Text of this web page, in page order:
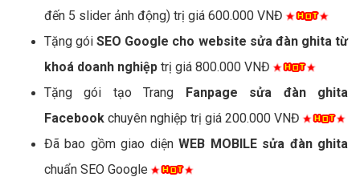
đến 5 slider ảnh động) trị giá 600.000 VNĐ
Tặng góiSEO Google cho website sửa đàn ghita từ
khoá doanh nghiệp trị giá 800.000 VNĐ
Tặng gói tạo Trang Fanpage sửa đàn ghita
Facebook chuyên nghiệp trị giá 200.000 VNĐ
Đã bao gồm giao diệnWEB MOBILE sửa đàn ghita
chuẩn SEO Google